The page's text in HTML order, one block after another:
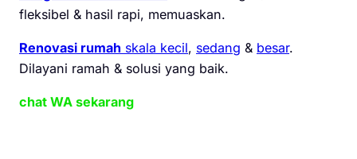
fleksibel & hasil rapi, memuaskan.
Renovasi rumah skala kecil, sedang & besar.
Dilayani ramah & solusi yang baik.
chat WA sekarang